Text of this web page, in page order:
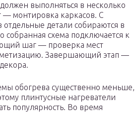
выполняться в несколько
монтировка каркасов. С
детали собираются в
собранная схема подключается к
шаг — проверка мест
Завершающий этап —
обогрева существенно меньше,
плинтусные нагреватели
популярность. Во время